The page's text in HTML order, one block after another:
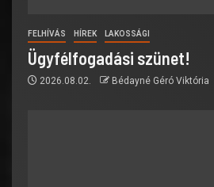
FELHÍVÁS HÍREK LAKOSSÁGI
Ügyfélfogadási szünet!
2026.08.02. Bédayné Géró Viktória